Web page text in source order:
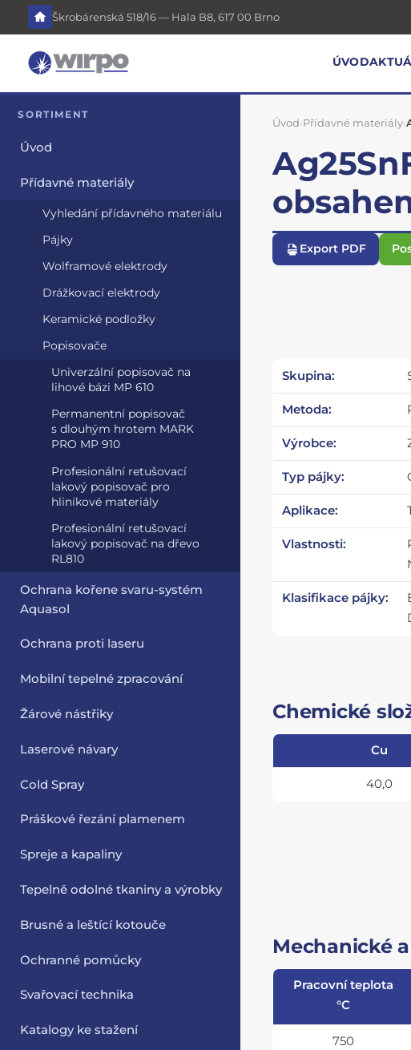
Škrobárenská 518/16 — Hala B8, 617 00 Brno
ÚVOD
SORTIMENT
Úvod
Přídavné materiály
Vyhledání přídavného materiálu
Pájky
Wolframové elektrody
Drážkovací elektrody
Keramické podložky
Popisovače
Univerzální popisovač na
lihové bázi MP 610
Permanentní popisovač
s dlouhým hrotem MARK
PRO MP 910
Profesionální retušovací
lakový popisovač pro
hliníkové materiály
Profesionální retušovací
lakový popisovač na dřevo
RL810
Ochrana kořene svaru-systém
Aquasol
Ochrana proti laseru
Mobilní tepelné zpracování
Žárové nástřiky
Laserové návary
Cold Spray
Práškové řezání plamenem
Spreje a kapaliny
Tepelně odolné tkaniny a výrobky
Brusné a leštící kotouče
Ochranné pomůcky
Svařovací technika
Katalogy ke stažení
Úvod›Přídavné materiály›
Export PDF
Skupina:
Metoda:
Výrobce:
Typ pájky:
Aplikace:
Vlastnosti:
Klasifikace pájky:
Chemické
Cu
40,0
Mechanické
Pracovní teplota
°C
750